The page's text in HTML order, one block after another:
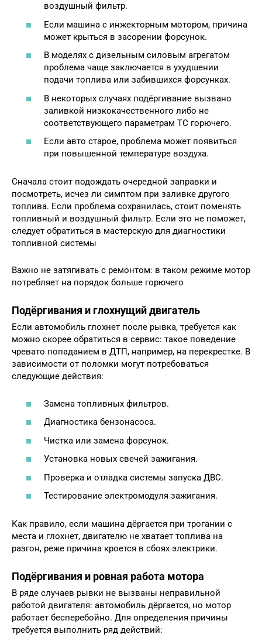
воздушный фильтр.
Если машина с инжекторным мотором, причина
может крыться в засорении форсунок.
В моделях с дизельным силовым агрегатом
проблема чаще заключается в ухудшении
подачи топлива или забившихся форсунках.
В некоторых случаях подёргивание вызвано
заливкой низкокачественного либо не
соответствующего параметрам ТС горючего.
Если авто старое, проблема может появиться
при повышенной температуре воздуха.
Сначала стоит подождать очередной заправки и
посмотреть, исчез ли симптом при заливке другого
топлива. Если проблема сохранилась, стоит поменять
топливный и воздушный фильтр. Если это не поможет,
следует обратиться в мастерскую для диагностики
топливной системы
Важно не затягивать с ремонтом: в таком режиме мотор
потребляет на порядок больше горючего
Подёргивания и глохнущий двигатель
Если автомобиль глохнет после рывка, требуется как
можно скорее обратиться в сервис: такое поведение
чревато попаданием в ДТП, например, на перекрестке. В
зависимости от поломки могут потребоваться
следующие действия:
Замена топливных фильтров.
Диагностика бензонасоса.
Чистка или замена форсунок.
Установка новых свечей зажигания.
Проверка и отладка системы запуска ДВС.
Тестирование электромодуля зажигания.
Как правило, если машина дёргается при трогании с
места и глохнет, двигателю не хватает топлива на
разгон, реже причина кроется в сбоях электрики.
Подёргивания и ровная работа мотора
В ряде случаев рывки не вызваны неправильной
работой двигателя: автомобиль дёргается, но мотор
работает бесперебойно. Для определения причины
требуется выполнить ряд действий: